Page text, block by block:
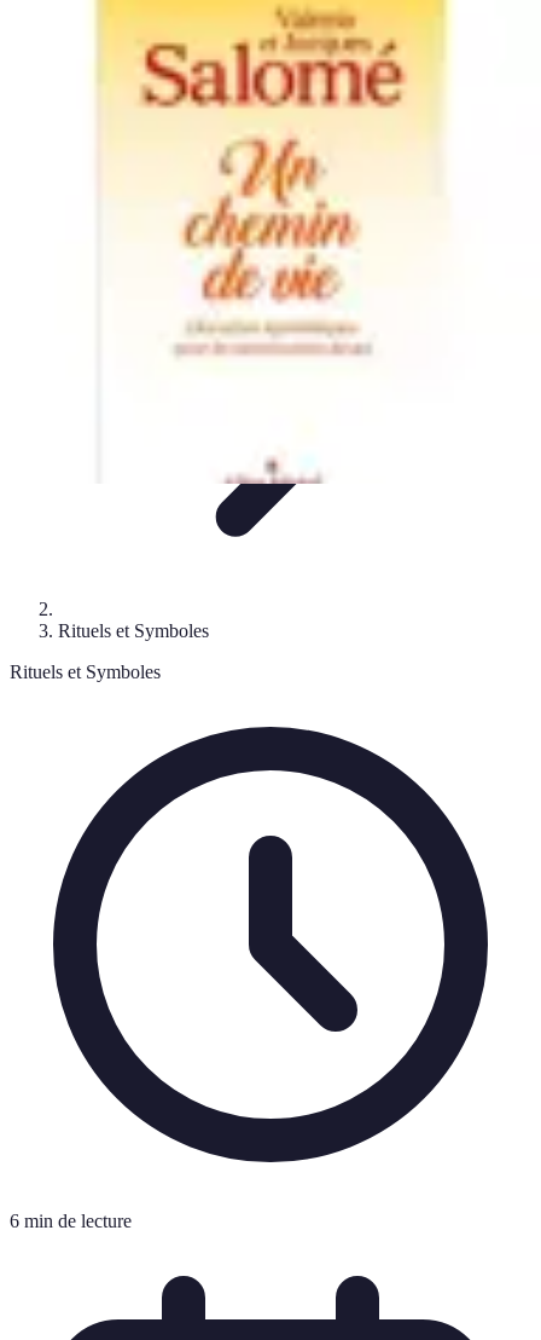
Organisation de Funérailles
OrganisationRédaction et
Rituels d'AdieuOrganisation de la cérémonie
Rituels et Symboles
Rituels et Symboles
6 min de lecture